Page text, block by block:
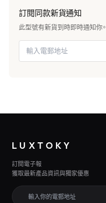
訂閱同款新貨通知
此型號有新貨到時即時通知你。
LUXTOKY
訂閱電子報
獲取最新產品資訊與獨家優惠